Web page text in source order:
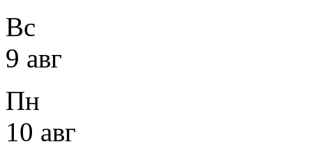
Вс
9 авг
Пн
10 авг